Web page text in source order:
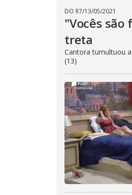
DO R7/13/05/2021
"Vocês
treta
Cantora tumultuou
(13)